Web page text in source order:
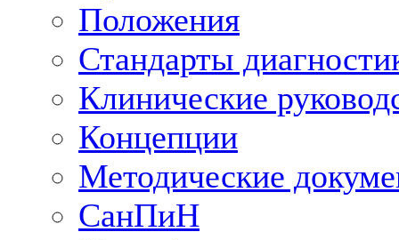
Положения
Стандарты
Клинические
Концепции
Методические
СанПиН